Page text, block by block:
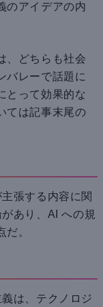
のアイデアの内
、どちらも社会
バレーで話題に
とって効果的な
ては記事末尾の
張する内容に関
あり、AI への規
。
は、テクノロジ